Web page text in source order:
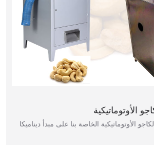
الأوتوماتيكية
الأوتوماتيكية الخاصة بنا على مبدأ ديناميكا